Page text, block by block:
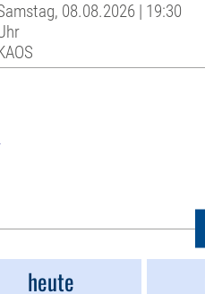
08.08.2026 | 19:30
heute